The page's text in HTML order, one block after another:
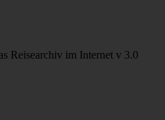
Reisearchiv im Internet v 3.0